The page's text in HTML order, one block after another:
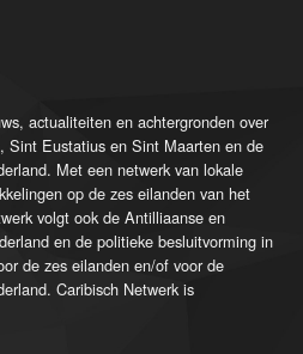
actualiteiten en achtergronden over
Sint Eustatius en Sint Maarten en de
Met een netwerk van lokale
op de zes eilanden van het
volgt ook de Antilliaanse en
en de politieke besluitvorming in
de zes eilanden en/of voor de
Caribisch Netwerk is